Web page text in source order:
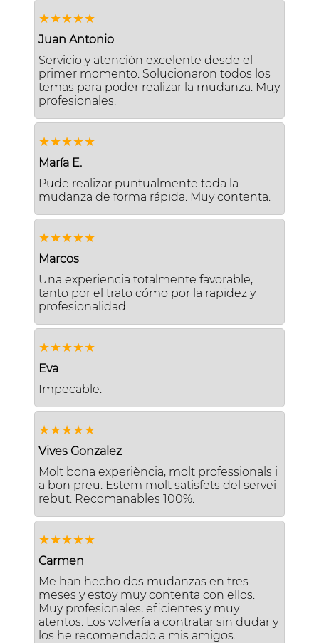
★★★★★
Juan Antonio
Servicio y atención excelente desde el
primer momento. Solucionaron todos los
temas para poder realizar la mudanza. Muy
profesionales.
★★★★★
María E.
Pude realizar puntualmente toda la
mudanza de forma rápida. Muy contenta.
★★★★★
Marcos
Una experiencia totalmente favorable,
tanto por el trato cómo por la rapidez y
profesionalidad.
★★★★★
Eva
Impecable.
★★★★★
Vives Gonzalez
Molt bona experiència, molt professionals i
a bon preu. Estem molt satisfets del servei
rebut. Recomanables 100%.
★★★★★
Carmen
Me han hecho dos mudanzas en tres
meses y estoy muy contenta con ellos.
Muy profesionales, eficientes y muy
atentos. Los volvería a contratar sin dudar y
los he recomendado a mis amigos.